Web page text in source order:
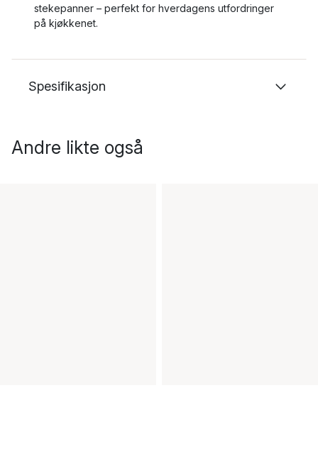
stekepanner – perfekt for hverdagens utfordringer
på kjøkkenet.
Spesifikasjon
Andre likte også